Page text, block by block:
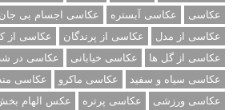
عکاسی
عکاسی آبستره
عکاسی اجسام بی جان
عکاسی از مدل
عکاسی از پرندگان
عکاسی از
عکاسی از گل ها
عکاسی خیابانی
عکاسی در
عکاسی سیاه و سفید
عکاسی ماکرو
عکاسی
عکاسی ورزشی
عکاسی پرتره
عکس الهام